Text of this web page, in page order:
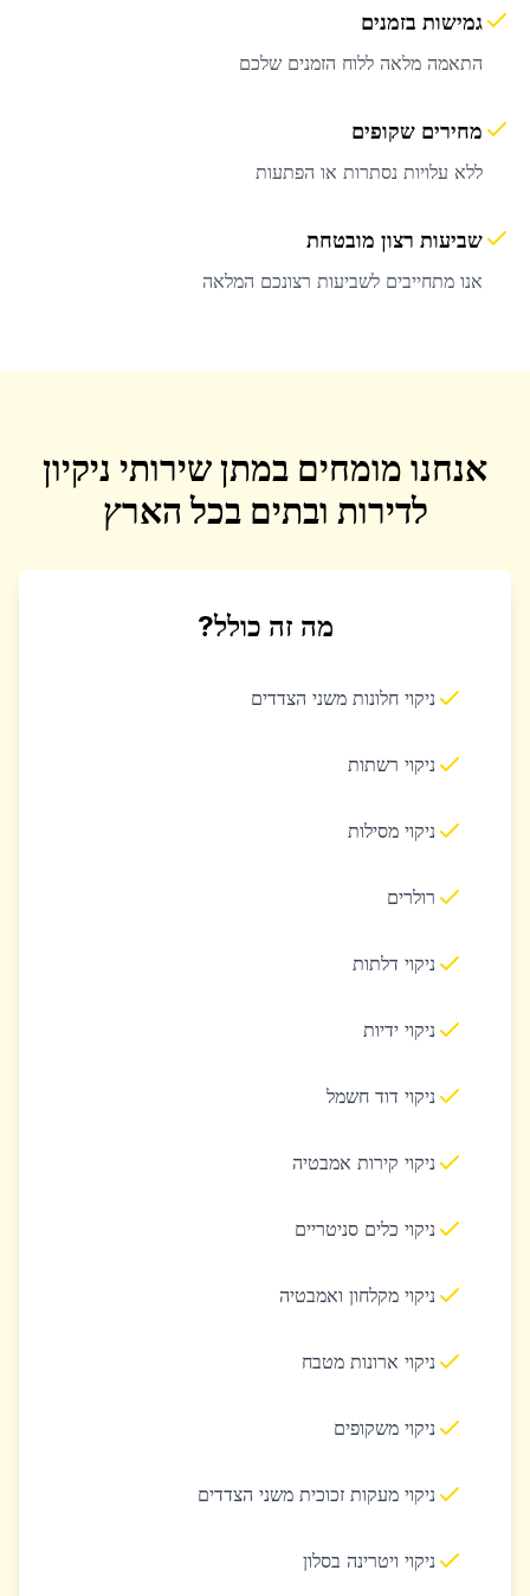
גמישות בזמנים
התאמה מלאה ללוח הזמנים שלכם
מחירים שקופים
ללא עלויות נסתרות או הפתעות
שביעות רצון מובטחת
אנו מתחייבים לשביעות רצונכם המלאה
אנחנו מומחים במתן שירותי ניקיון
לדירות ובתים בכל הארץ
מה זה כולל?
ניקוי חלונות משני הצדדים
ניקוי רשתות
ניקוי מסילות
רולרים
ניקוי דלתות
ניקוי ידיות
ניקוי דוד חשמל
ניקוי קירות אמבטיה
ניקוי כלים סניטריים
ניקוי מקלחון ואמבטיה
ניקוי ארונות מטבח
ניקוי משקופים
ניקוי מעקות זכוכית משני הצדדים
ניקוי ויטרינה בסלון